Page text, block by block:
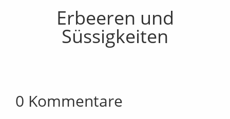
Erbeeren und
Süssigkeiten
0 Kommentare